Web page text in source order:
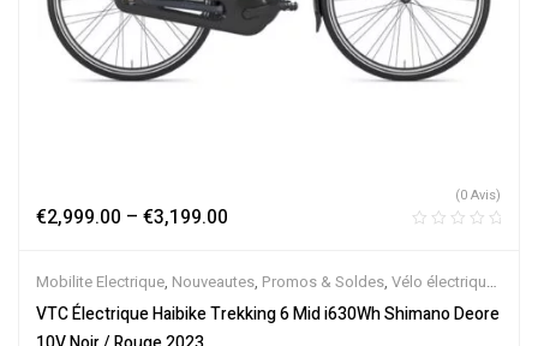
€2,999.00 – €3,199.00
(0 Avis)
Mobilite Electrique, Nouveautes, Promos & Soldes, Vélo électrique
ville,Velos Electriques,VTC Electrique
VTC Électrique Haibike Trekking 6 Mid i630Wh Shimano Deore